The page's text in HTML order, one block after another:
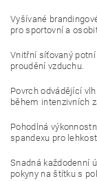
Vyšívané
pro sportovní a
Vnitřní síťovaný
proudění vzduchu.
Povrch odvádějící
během intenzivních
Pohodlná
spandexu pro
Snadná každodenní
pokyny na štítku s